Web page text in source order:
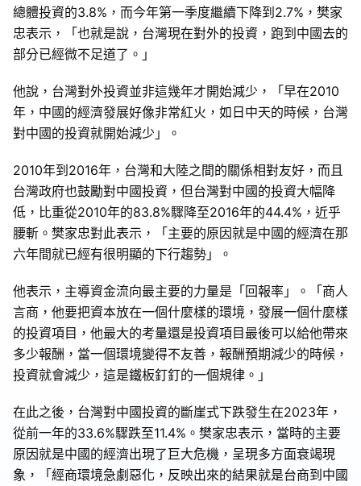
總體投資的3.8%，而今年第一季度繼續下降到2.7%，樊家
忠表示，「也就是說，台灣現在對外的投資，跑到中國去的
部分已經微不足道了。」
他說，台灣對外投資並非這幾年才開始減少，「早在2010
年，中國的經濟發展好像非常紅火，如日中天的時候，台灣
對中國的投資就開始減少」。
2010年到2016年，台灣和大陸之間的關係相對友好，而且
台灣政府也鼓勵對中國投資，但台灣對中國的投資大幅降
低，比重從2010年的83.8%驟降至2016年的44.4%，近乎
腰斬。樊家忠對此表示，「主要的原因就是中國的經濟在那
六年間就已經有很明顯的下行趨勢」。
他表示，主導資金流向最主要的力量是「回報率」。「商人
言商，他要把資本放在一個什麼樣的環境，發展一個什麼樣
的投資項目，他最大的考量還是投資項目最後可以給他帶來
多少報酬，當一個環境變得不友善，報酬預期減少的時候，
投資就會減少，這是鐵板釘釘的一個規律。」
在此之後，台灣對中國投資的斷崖式下跌發生在2023年，
從前一年的33.6%驟跌至11.4%。樊家忠表示，當時的主要
原因就是中國的經濟出現了巨大危機，呈現多方面衰竭現
象，「經商環境急劇惡化，反映出來的結果就是台商到中國